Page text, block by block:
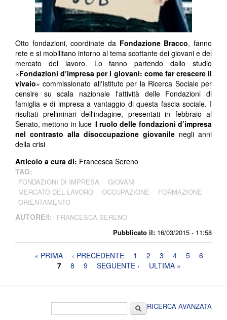
Pubblicato il: 16/03/2015 - 11:58
Otto fondazioni, coordinate da Fondazione Bracco, fanno
rete e si mobilitano intorno al tema scottante dei giovani e del
mercato del lavoro. Lo fanno partendo dallo studio
«Fondazioni d’impresa per i giovani: come far crescere il
vivaio» commissionato all'Istituto per la Ricerca Sociale per
censire su scala nazionale l'attività delle Fondazioni di
famiglia e di impresa a vantaggio di questa fascia sociale. I
risultati preliminari dell'indagine, presentati in febbraio al
Senato, mettono in luce ilruolo delle fondazioni d’impresa
nel contrasto alla disoccupazione giovanile negli anni
della crisi
Articolo a cura di: Francesca Sereno
TAG:
FONDAZIONI DI IMPRESA
GIOVANI
MERCATO DEL LAVORO
OCCUPAZIONE
FORMAZIONE
ORIENTAMENTO
AUTORE/I: FRANCESCA SERENO
Pagine« PRIMA ‹ PRECEDENTE 1 2 3 4 5
6
7
8 9 SEGUENTE › ULTIMA »
CercaRICERCA AVANZATA